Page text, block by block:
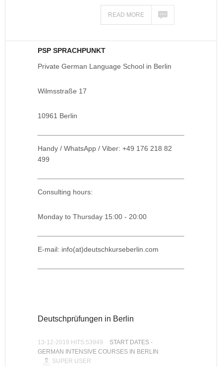
READ MORE
PSP SPRACHPUNKT
Private German Language School in Berlin
Wilmsstraße 17
10961 Berlin
Handy / WhatsApp / Viber: +49 176 218 82
499
Consulting hours:
Monday to Thursday 15:00 - 20:00
E-mail: info(at)deutschkurseberlin.com
Deutschprüfungen in Berlin
13-12-2019 HITS:53949
START DATES -
GERMAN INTENSIVE COURSES IN BERLIN
SUPER USER